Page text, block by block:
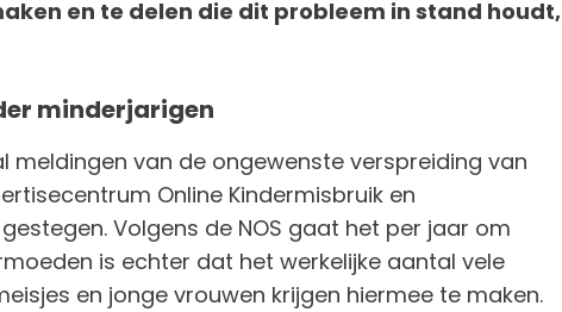
en te delen die dit probleem in stand houdt,
minderjarigen
meldingen van de ongewenste verspreiding van
Online Kindermisbruik en
Volgens de NOS gaat het per jaar om
is echter dat het werkelijke aantal vele
en jonge vrouwen krijgen hiermee te maken.